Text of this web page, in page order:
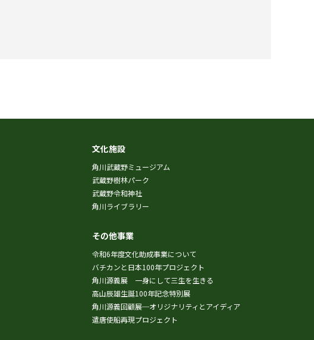
文化施設
角川武蔵野ミュージアム
武蔵野樹林パーク
武蔵野令和神社
角川ライブラリー
その他事業
令和6年度文化助成事業について
バチカンと日本100年プロジェクト
角川源義展 一身にして三生を生きる
高山辰雄生誕100年記念特別展
角川源義回顧展─オリジナリティとアイディア
遣唐使船再現プロジェクト